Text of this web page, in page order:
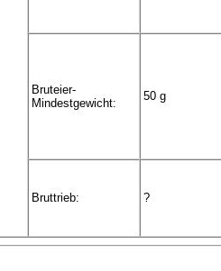
Bruteier-
Mindestgewicht:
50 g
Bruttrieb: ?